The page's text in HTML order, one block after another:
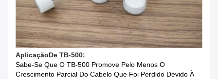
AplicaçãoDe TB-500:
Sabe-Se Que O TB-500 Promove Pelo Menos O
Crescimento Parcial Do Cabelo Que Foi Perdido Devido À